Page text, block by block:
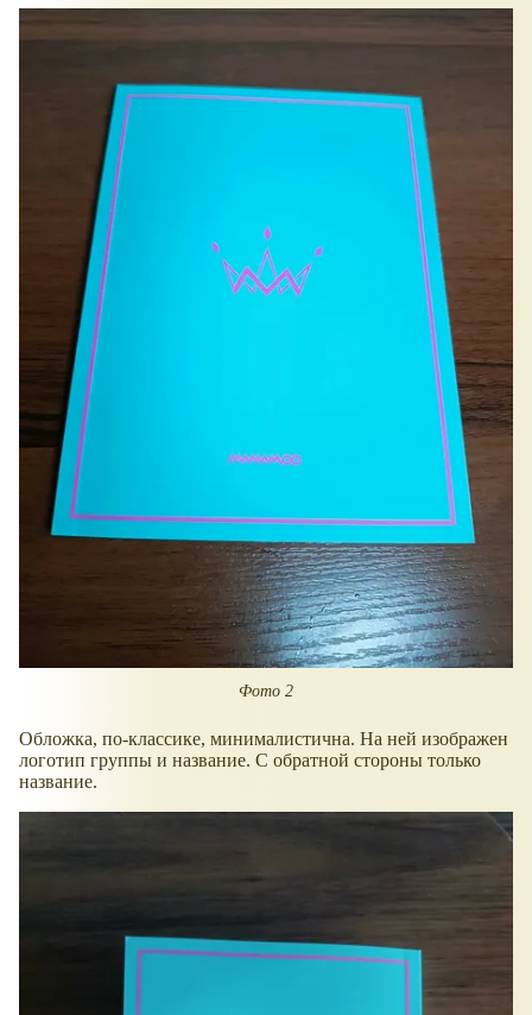
Фото 2
Обложка, по-классике, минималистична. На ней изображен
логотип группы и название. С обратной стороны только
название.